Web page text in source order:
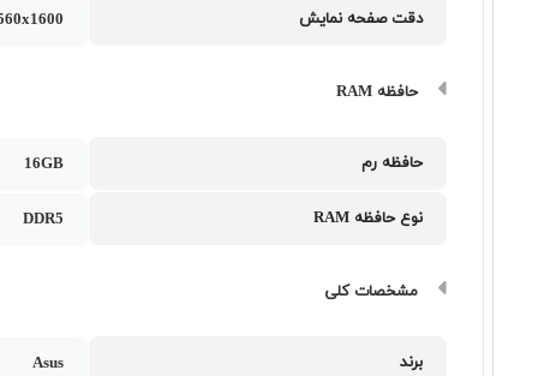
دقت صفحه نمایش
حافظه RAM
حافظه رم 16GB
نوع حافظه RAM DDR5
مشخصات کلی
برند Asus